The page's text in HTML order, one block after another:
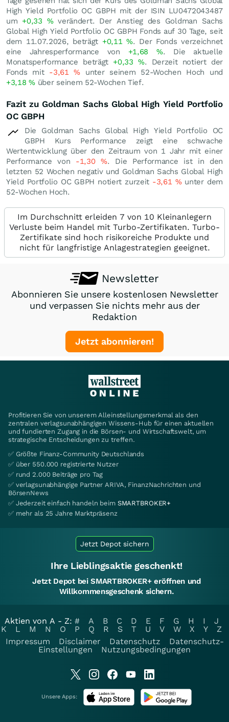
High Yield Portfolio OC GBPH mit der ISIN LU0472043487
um +0,33 %verändert. Der Anstieg des Goldman Sachs
Global High Yield Portfolio OC GBPH Fonds auf 30 Tage, seit
dem 11.07.2026, beträgt +0,11%. Der Fonds verzeichnet
eine Jahresperformance von +1,68%. Die aktuelle
Monatsperformance beträgt +0,33 %. Derzeit notiert der
Fonds mit -3,61% unter seinem 52-Wochen Hoch und
+3,18%über seinem 52-Wochen Tief.
Fazit zu Goldman Sachs Global High Yield Portfolio
OC GBPH
Die Goldman Sachs Global High Yield Portfolio OC
GBPH Kurs Performance zeigt eine schwache
Wertentwicklung über den Zeitraum von 1 Jahr mit einer
Performance von -1,30%. Die Performance ist in den
letzten 52 Wochen negativ und Goldman Sachs Global High
Yield Portfolio OC GBPH notiert zurzeit -3,61 %unter dem
52-Wochen Hoch.
Im Durchschnitt erleiden 7 von 10 Kleinanlegern
Verluste beim Handel mit Turbo-Zertifikaten. Turbo-
Zertifikate sind hoch risikoreiche Produkte und
nicht für langfristige Anlagestrategien geeignet.
Newsletter
Abonnieren Sie unsere kostenlosen Newsletter
und verpassen Sie nichts mehr aus der
Redaktion
Jetzt abonnieren!
Profitieren Sie von unserem Alleinstellungsmerkmal als den
zentralen verlagsunabhängigen Wissens-Hub für einen aktuellen
und fundierten Zugang in die Börsen- und Wirtschaftswelt, um
strategische Entscheidungen zu treffen.
✅ Größte Finanz-Community Deutschlands
✅ über 550.000 registrierte Nutzer
✅ rund 2.000 Beiträge pro Tag
✅ verlagsunabhängige Partner ARIVA, FinanzNachrichten und
BörsenNews
✅ Jederzeit einfach handeln beim SMARTBROKER+
✅ mehr als 25 Jahre Marktpräsenz
Jetzt Depot sichern
Ihre Lieblingsaktie geschenkt!
Jetzt Depot bei SMARTBROKER+ eröffnen und
Willkommensgeschenk sichern.
Aktien von A - Z: # A B C D E F G H I
J
K
L M N O P Q R S T U V W X Y
Z
Impressum
Disclaimer Datenschutz
Datenschutz-
Einstellungen
Nutzungsbedingungen
Unsere Apps: